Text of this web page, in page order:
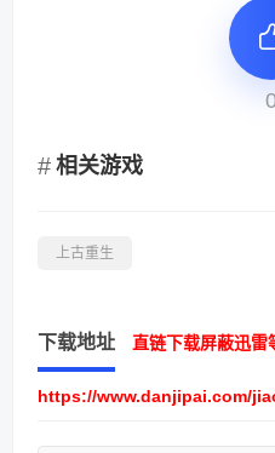
相关游戏
上古重生
下载地址 直链下载屏蔽迅雷
https://www.danjipai.com/